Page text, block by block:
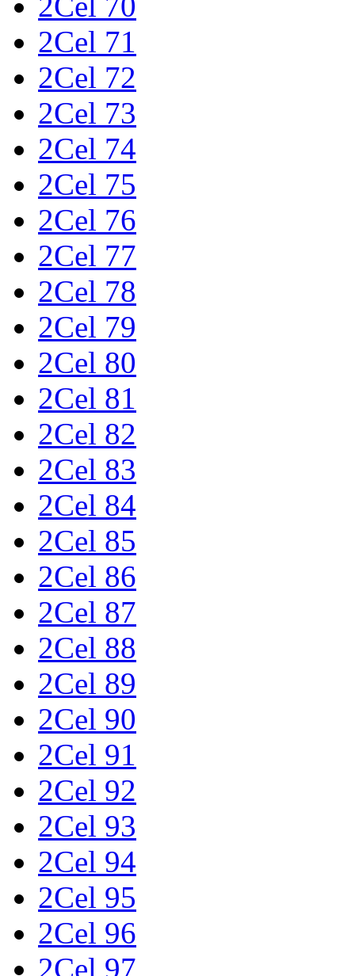
2Cel 71
2Cel 72
2Cel 73
2Cel 74
2Cel 75
2Cel 76
2Cel 77
2Cel 78
2Cel 79
2Cel 80
2Cel 81
2Cel 82
2Cel 83
2Cel 84
2Cel 85
2Cel 86
2Cel 87
2Cel 88
2Cel 89
2Cel 90
2Cel 91
2Cel 92
2Cel 93
2Cel 94
2Cel 95
2Cel 96
2Cel 97